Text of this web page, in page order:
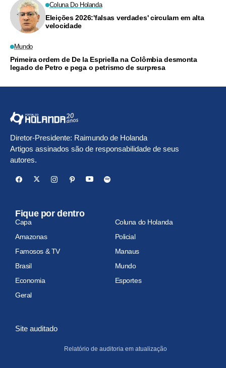
Coluna Do Holanda
Eleições 2026:'falsas verdades' circulam em alta
velocidade
Mundo
Primeira ordem de De la Espriella na Colômbia desmonta
legado de Petro e pega o petrismo de surpresa
Diretor-Presidente: Raimundo de Holanda
Artigos assinados são de responsabilidade de seus
autores.
Fique por dentro
Capa
Coluna do Holanda
Amazonas
Policial
Famosos & TV
Manaus
Brasil
Mundo
Economia
Esportes
Geral
Site auditado
Relatório de auditoria em atualização